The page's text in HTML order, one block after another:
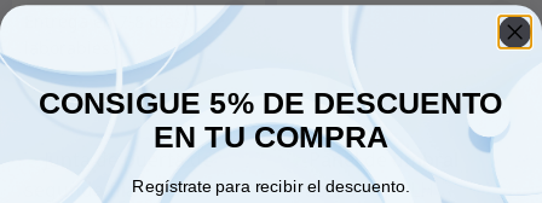
Añadir al carrito Añadir al carrito
CONSIGUE 5% DE DESCUENTO
EN TU COMPRA
Regístrate para recibir el descuento.